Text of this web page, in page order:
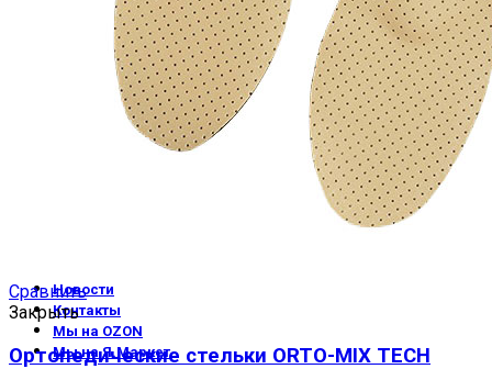
Новости
Контакты
Мы на OZON
Мы на Я.Маркет
Сравнить
Закрыть
Ортопедические стельки ORTO-MIX TECH